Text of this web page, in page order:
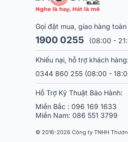
Loa Focal Theva N1 là mẫu
nhạc stereo chuẩn hi-fi
Gọi đặt mua, giao hàng
1900 0255 (08:00 -
Khiếu nại, hỗ trợ khách hàng:
0344 860 255 (08:00 -
Hỗ Trợ Kỹ Thuật Bảo Hành:
Miền Bắc : 096 169 1633
Miền Nam: 086 551 3799
© 2016-2026 Công ty TNHH